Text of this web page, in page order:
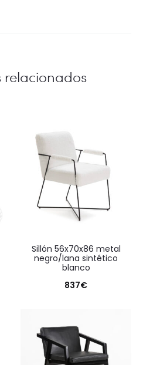
relacionados
sillón 56x70x86 metal
negro/lana sintético
blanco
837€